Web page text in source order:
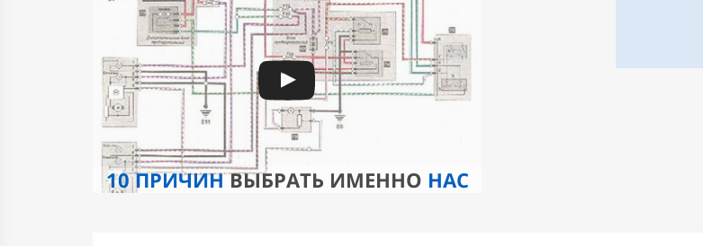
10 ПРИЧИНВЫБРАТЬ ИМЕННО НАС